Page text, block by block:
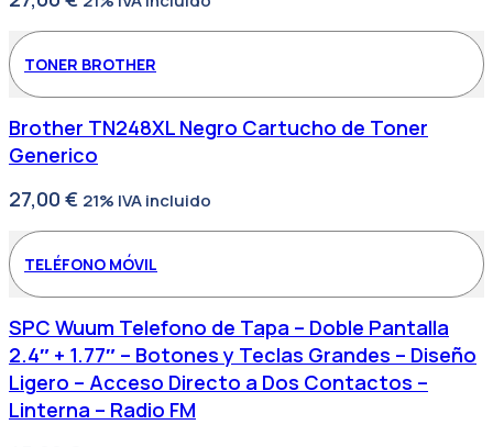
TONER BROTHER
Brother TN248XL Negro Cartucho de Toner
Generico
27,00 € 21% IVA incluido
TELÉFONO MÓVIL
SPC Wuum Telefono de Tapa – Doble Pantalla
2.4″ + 1.77″ – Botones y Teclas Grandes – Diseño
Ligero – Acceso Directo a Dos Contactos –
Linterna – Radio FM